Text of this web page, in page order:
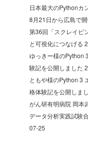
日本最大のPythonカ
8月21日から広島で
第36回「スクレイピ
と可視化につなげる
ゆっきー様のPython
験記を公開しました
ともや様のPython 3
格体験記を公開しま
がん研有明病院 岡本
データ分析実践試験
07-25